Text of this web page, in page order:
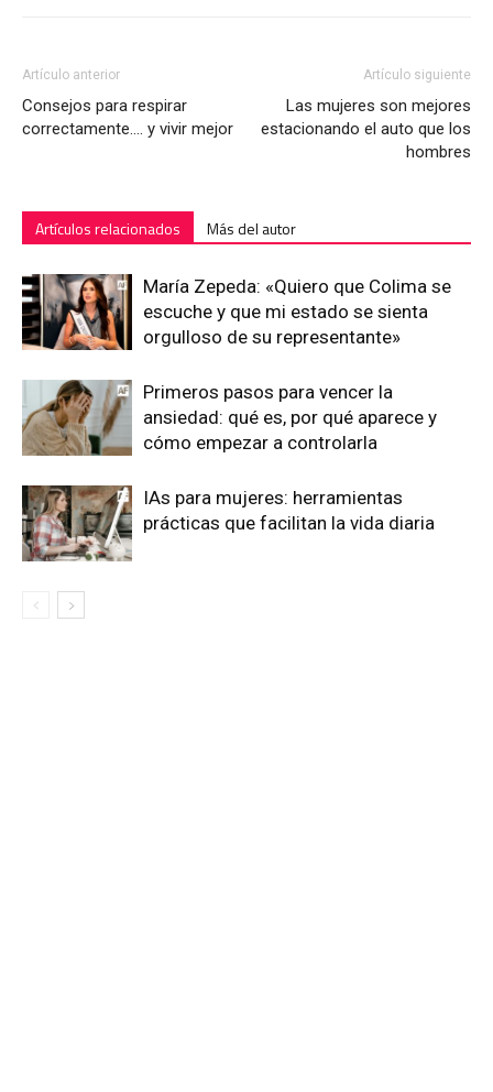
Artículo anterior
Consejos para respirar
correctamente…. y vivir mejor
Artículo siguiente
Las mujeres son mejores
estacionando el auto que los
hombres
Artículos relacionados Más del autor
María Zepeda: «Quiero que Colima se
escuche y que mi estado se sienta
orgulloso de su representante»
Primeros pasos para vencer la
ansiedad: qué es, por qué aparece y
cómo empezar a controlarla
IAs para mujeres: herramientas
prácticas que facilitan la vida diaria